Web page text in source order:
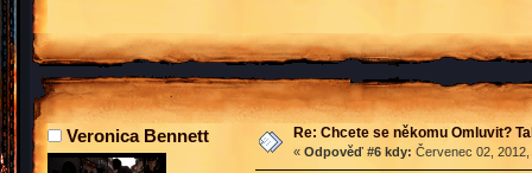
Veronica Bennett Re: Chcete se někomu Omluvit?
« Odpověď #6 kdy: Červenec 02,